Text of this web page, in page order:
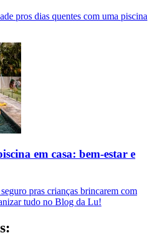
pros dias quentes com uma piscina
em casa: bem-estar e
pras crianças brincarem com
tudo no Blog da Lu!